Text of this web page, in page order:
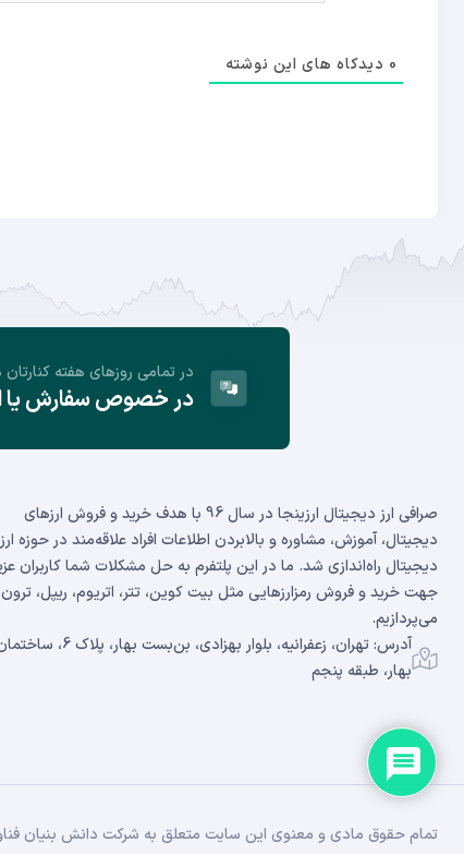
0 دیدکاه های این نوشته
در تمامی روز‌های هفته
در خصوص سفارش یا
صرافی ارز دیجیتال ارزینجا در سال 96 با هدف خرید و فروش ارزهای
دیجیتال، آموزش، مشاوره و بالابردن اطلاعات افراد علاقه‌مند در حوزه
دیجیتال راه‌اندازی شد. ما در این پلتفرم به حل مشکلات شما کاربران
جهت خرید و فروش رمزارزهایی مثل بیت کوین، تتر، اتریوم، ریپل،
می‌پردازیم.
آدرس: تهران، زعفرانیه، بلوار بهزادی، بن‌بست بهار، پلاک 6،
بهار، طبقه پنجم
تمام حقوق مادی و معنوی این سایت متعلق به شرکت دانش بنیان